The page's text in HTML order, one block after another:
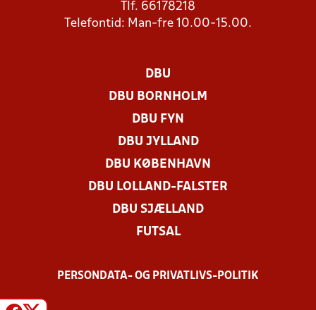
Tlf. 66178218
Telefontid: Man-fre 10.00-15.00.
DBU
DBU BORNHOLM
DBU FYN
DBU JYLLAND
DBU KØBENHAVN
DBU LOLLAND-FALSTER
DBU SJÆLLAND
FUTSAL
PERSONDATA- OG PRIVATLIVS-POLITIK